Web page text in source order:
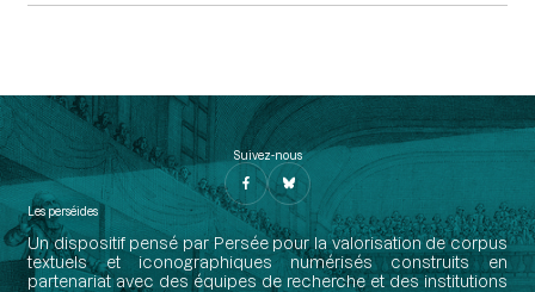
Suivez-nous
Les perséides
Un dispositif pensé par Persée pour la valorisation de corpus
textuels et iconographiques numérisés construits en
partenariat avec des équipes de recherche et des institutions